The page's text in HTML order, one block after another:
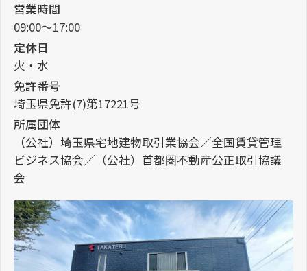
営業時間
09:00～17:00
定休日
火・水
免許番号
埼玉県免許(7)第17221号
所属団体
（公社）埼玉県宅地建物取引業協会／全国賃貸管理
ビジネス協会／（公社）首都圏不動産公正取引協議
会